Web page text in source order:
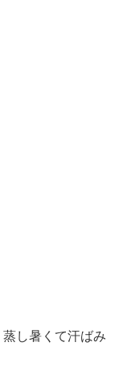
し暑くて汗ばみ